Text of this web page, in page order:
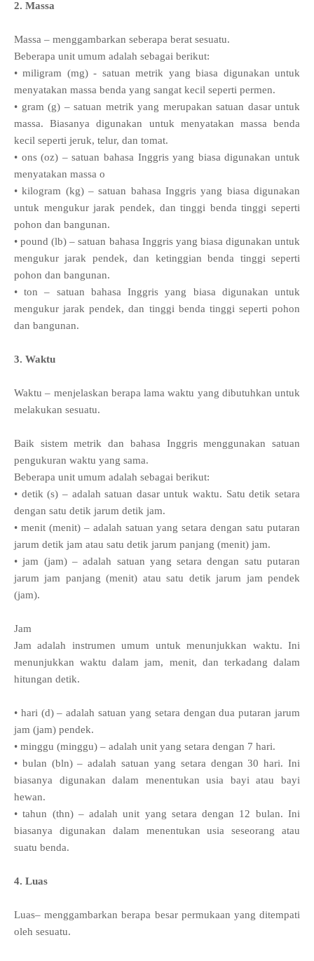
2. Massa
Massa – menggambarkan seberapa berat sesuatu.
Beberapa unit umum adalah sebagai berikut:
• miligram (mg) - satuan metrik yang biasa digunakan untuk
menyatakan massa benda yang sangat kecil seperti permen.
• gram (g) – satuan metrik yang merupakan satuan dasar untuk
massa. Biasanya digunakan untuk menyatakan massa benda
kecil seperti jeruk, telur, dan tomat.
• ons (oz) – satuan bahasa Inggris yang biasa digunakan untuk
menyatakan massa o
• kilogram (kg) – satuan bahasa Inggris yang biasa digunakan
untuk mengukur jarak pendek, dan tinggi benda tinggi seperti
pohon dan bangunan.
• pound (lb) – satuan bahasa Inggris yang biasa digunakan untuk
mengukur jarak pendek, dan ketinggian benda tinggi seperti
pohon dan bangunan.
• ton – satuan bahasa Inggris yang biasa digunakan untuk
mengukur jarak pendek, dan tinggi benda tinggi seperti pohon
dan bangunan.
3. Waktu
Waktu – menjelaskan berapa lama waktu yang dibutuhkan untuk
melakukan sesuatu.
Baik sistem metrik dan bahasa Inggris menggunakan satuan
pengukuran waktu yang sama.
Beberapa unit umum adalah sebagai berikut:
• detik (s) – adalah satuan dasar untuk waktu. Satu detik setara
dengan satu detik jarum detik jam.
• menit (menit) – adalah satuan yang setara dengan satu putaran
jarum detik jam atau satu detik jarum panjang (menit) jam.
• jam (jam) – adalah satuan yang setara dengan satu putaran
jarum jam panjang (menit) atau satu detik jarum jam pendek
(jam).
Jam
Jam adalah instrumen umum untuk menunjukkan waktu. Ini
menunjukkan waktu dalam jam, menit, dan terkadang dalam
hitungan detik.
• hari (d) – adalah satuan yang setara dengan dua putaran jarum
jam (jam) pendek.
• minggu (minggu) – adalah unit yang setara dengan 7 hari.
• bulan (bln) – adalah satuan yang setara dengan 30 hari. Ini
biasanya digunakan dalam menentukan usia bayi atau bayi
hewan.
• tahun (thn) – adalah unit yang setara dengan 12 bulan. Ini
biasanya digunakan dalam menentukan usia seseorang atau
suatu benda.
4. Luas
Luas– menggambarkan berapa besar permukaan yang ditempati
oleh sesuatu.